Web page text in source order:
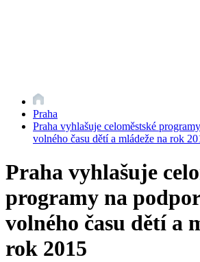
Praha
Praha vyhlašuje celoměstské
volného času dětí a mládeže na rok
Praha vyhlašuje
programy na
volného času dětí a
rok 2015